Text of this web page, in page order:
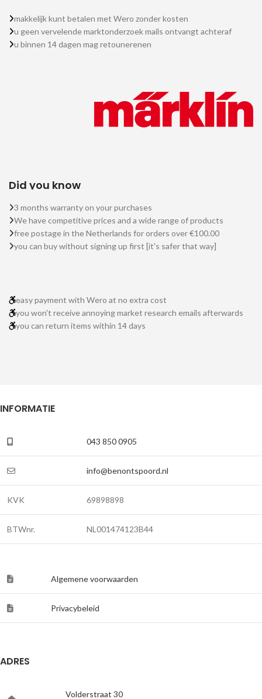
makkelijk kunt betalen met Wero zonder kosten
u geen vervelende marktonderzoek mails ontvangt achteraf
u binnen 14 dagen mag retounerenen
Did you know
3 months warranty on your purchases
We have competitive prices and a wide range of products
free postage in the Netherlands for orders over €100.00
you can buy without signing up first [it's safer that way]
easy payment with Wero at no extra cost
you won't receive annoying market research emails afterwards
you can return items within 14 days
INFORMATIE
043 850 0905
info@benontspoord.nl
KVK 69898898
BTWnr. NL001474123B44
Algemene voorwaarden
Privacybeleid
ADRES
Volderstraat 30